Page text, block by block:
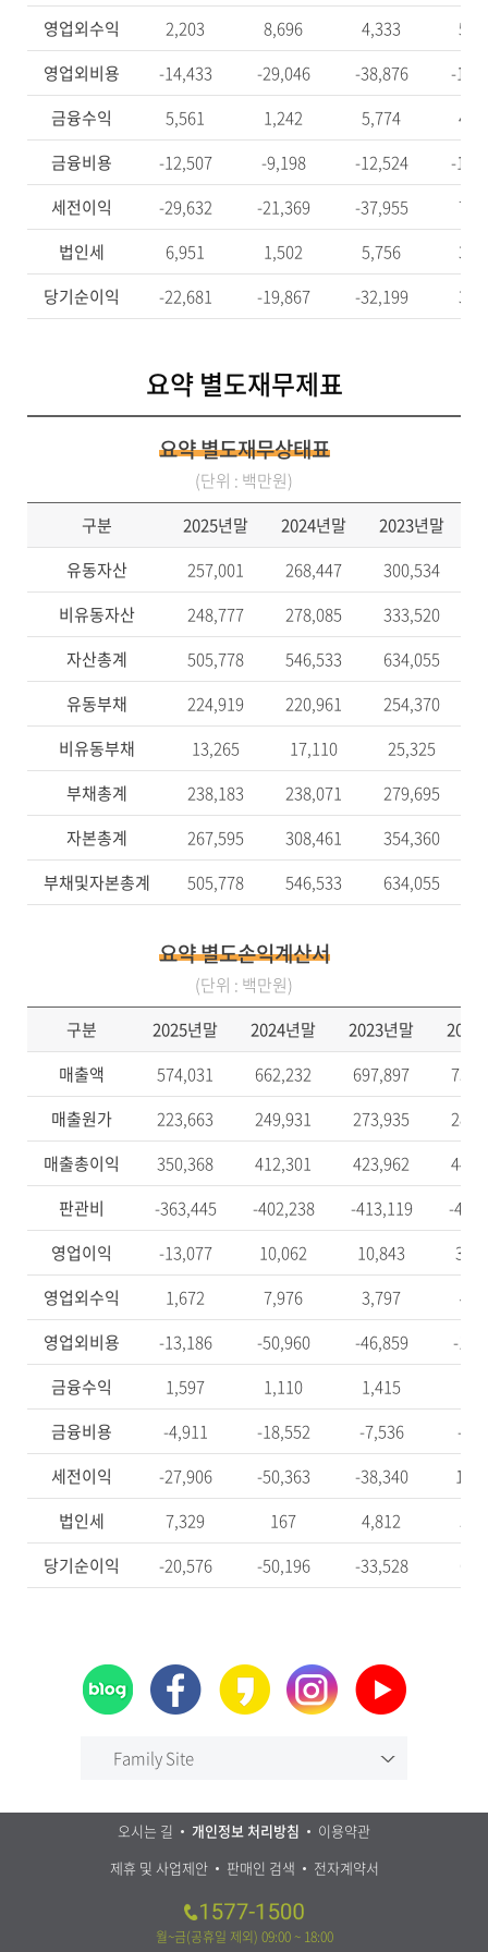
영업외수익 2,203 8,696 4,333
영업외비용
-14,433 -29,046 -38,876
-
금융수익
5,561 1,242 5,774
금융비용
-12,507 -9,198 -12,524
-
세전이익
-29,632 -21,369 -37,955
법인세
6,951 1,502 5,756
당기순이익
-22,681 -19,867 -32,199
요약 별도재무제표
요약 별도재무상태표
(단위 : 백만원)
구분
2025년말 2024년말 2023년말
유동자산
257,001 268,447 300,534
비유동자산
248,777 278,085 333,520
자산총계
505,778 546,533 634,055
유동부채
224,919 220,961 254,370
비유동부채
13,265 17,110 25,325
부채총계
238,183 238,071 279,695
자본총계
267,595 308,461 354,360
부채및자본총계
505,778 546,533 634,055
요약 별도손익계산서
(단위 : 백만원)
구분
2025년말 2024년말 2023년말
2022
매출액
574,031 662,232 697,897
매출원가
223,663 249,931 273,935
매출총이익
350,368 412,301 423,962
판관비
-363,445 -402,238 -413,119
-
영업이익
-13,077 10,062 10,843
영업외수익
1,672 7,976 3,797
영업외비용
-13,186 -50,960 -46,859
-
금융수익
1,597 1,110 1,415
금융비용
-4,911 -18,552 -7,536
-
세전이익
-27,906 -50,363 -38,340
법인세
7,329 167 4,812
당기순이익
-20,576 -50,196 -33,528
Family Site
오시는 길 개인정보 처리방침
이용약관
제휴 및 사업제안
판매인 검색 전자계약서
월~금(공휴일 제외) 09:00 ~ 18:00